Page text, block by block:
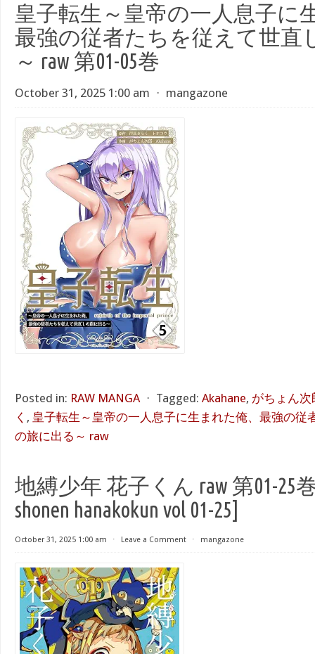
皇子転生～皇帝の一人息子に
最強の従者たちを従えて世直
～ raw 第01-05巻
October 31, 2025 1:00 am ⋅ mangazone
Posted in: RAW MANGA ⋅ Tagged: Akahane, がちょん次
く , 皇子転生～皇帝の一人息子に生まれた俺、最強の従
の旅に出る～ raw
地縛少年 花子くん raw 第01-25
shonen hanakokun vol 01-25]
October 31, 2025 1:00 am ⋅ Leave a Comment ⋅ mangazone